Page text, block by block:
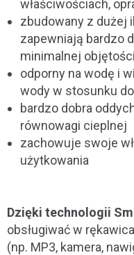
właściwościach,
zbudowany z dużej
zapewniają bardzo
minimalnej
odporny na wodę i
wody w stosunku
bardzo dobra
równowagi cieplnej
zachowuje swoje
użytkowania
Dzięki technologii
obsługiwać w
(np. MP3, kamera,